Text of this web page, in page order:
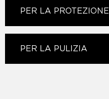
PER LA PROTEZIONE
PER LA PULIZIA